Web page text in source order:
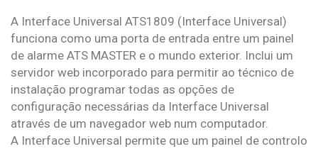
A Interface Universal ATS1809 (Interface Universal)
funciona como uma porta de entrada entre um painel
de alarme ATS MASTER e o mundo exterior. Inclui um
servidor web incorporado para permitir ao técnico de
instalação programar todas as opções de
configuração necessárias da Interface Universal
através de um navegador web num computador.
A Interface Universal permite que um painel de controlo